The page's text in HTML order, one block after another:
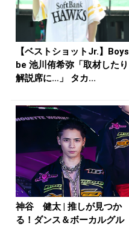
【ベストショットJr.】Boys
be 池川侑希弥「取材したり
解説席に…」 タカ...
神谷 健太 | 推しが見つか
る！ダンス＆ボーカルグル